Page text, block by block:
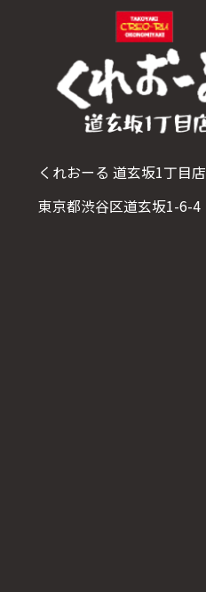
くれおーる 道玄坂1丁目店
東京都渋谷区道玄坂1-6-4